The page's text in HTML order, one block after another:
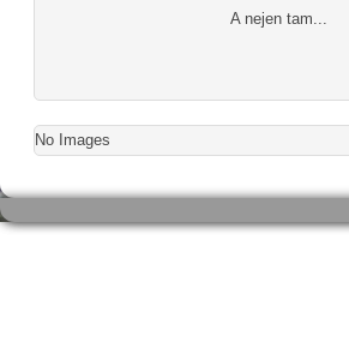
A nejen tam...
No Images